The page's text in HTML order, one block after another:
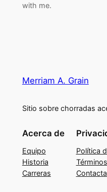
with me.
Merriam A. Grain
Sitio sobre chorradas
Acerca de
Equipo
Historia
Carreras
Política